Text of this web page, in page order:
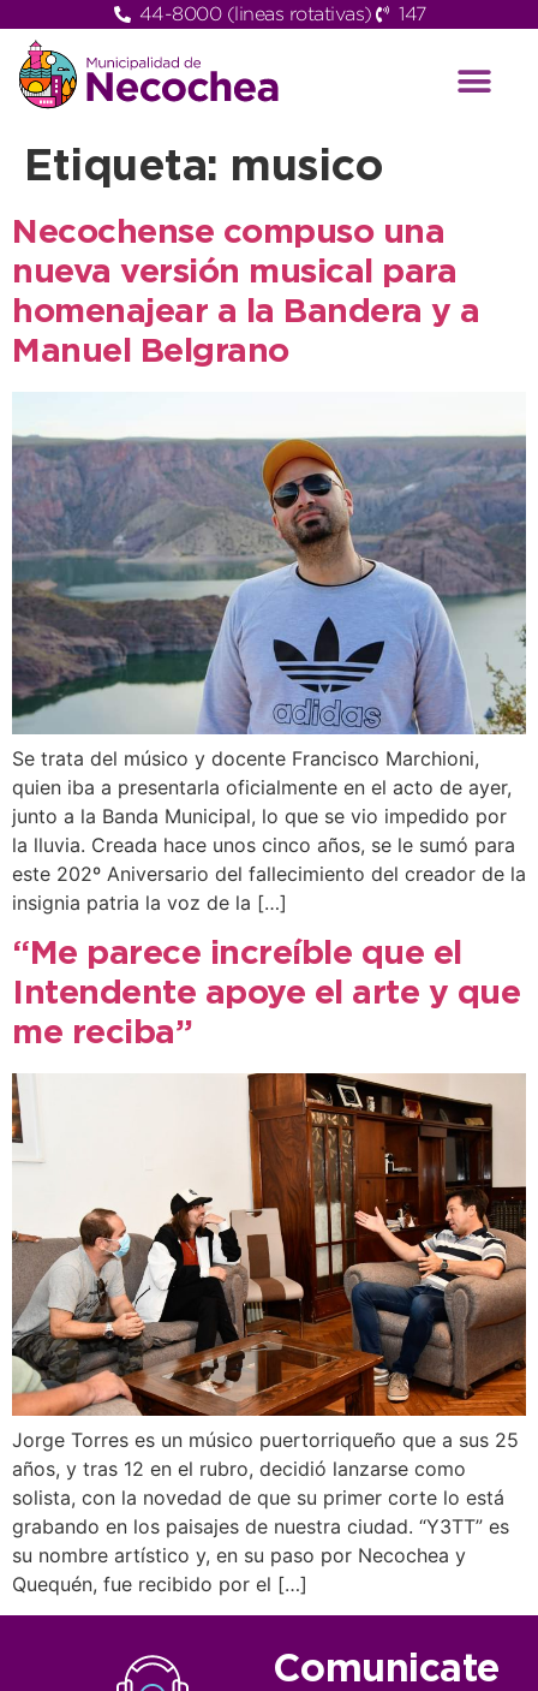
44-8000 (lineas rotativas) 147
Etiqueta: musico
Necochense compuso una
nueva versión musical para
homenajear a la Bandera y a
Manuel Belgrano
Se trata del músico y docente Francisco Marchioni,
quien iba a presentarla oficialmente en el acto de ayer,
junto a la Banda Municipal, lo que se vio impedido por
la lluvia. Creada hace unos cinco años, se le sumó para
este 202º Aniversario del fallecimiento del creador de la
insignia patria la voz de la […]
“Me parece increíble que el
Intendente apoye el arte y que
me reciba”
Jorge Torres es un músico puertorriqueño que a sus 25
años, y tras 12 en el rubro, decidió lanzarse como
solista, con la novedad de que su primer corte lo está
grabando en los paisajes de nuestra ciudad. “Y3TT” es
su nombre artístico y, en su paso por Necochea y
Quequén, fue recibido por el […]
Comunicate